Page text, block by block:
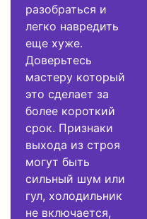
разобраться и
легко навредить
еще хуже.
Доверьтесь
мастеру который
это сделает за
более короткий
срок. Признаки
выхода из строя
могут быть
сильный шум или
гул, холодильник
не включается,